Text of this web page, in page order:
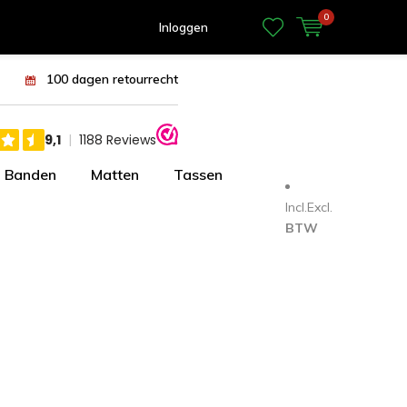
Inloggen
0
100 dagen retourrecht
Banden Matten Tassen
Incl.Excl.
BTW